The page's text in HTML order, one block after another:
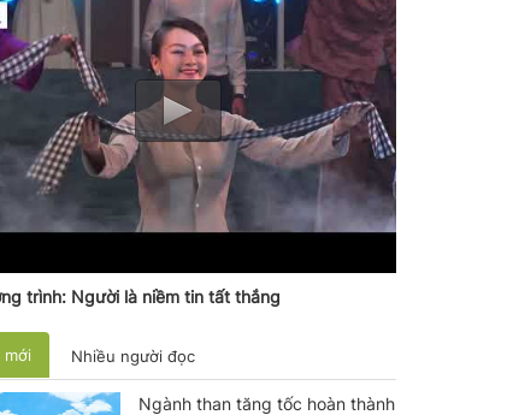
trình: Người là niềm tin tất thắng
mới Nhiều người đọc
Ngành than tăng tốc hoàn thành